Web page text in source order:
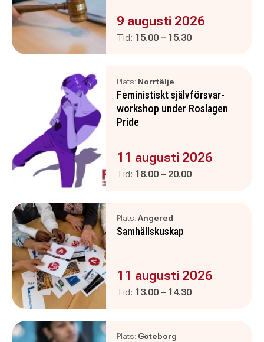
Evenemanget är :
9 augusti 2026
Tid: Pågår mellan
15.00 – och
15.30
Plats: Norrtälje
Feministiskt självförsvar-
workshop under Roslagen
Pride
Evenemanget är :
11 augusti 2026
Tid: Pågår mellan
18.00 – och
20.00
Plats: Angered
Samhällskuskap
Evenemanget är :
11 augusti 2026
Tid: Pågår mellan
13.00 – och
14.30
Plats: Göteborg